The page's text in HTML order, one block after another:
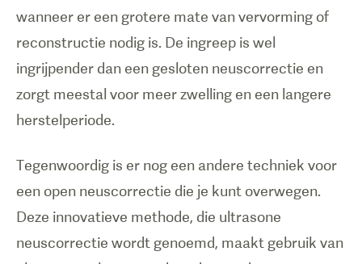
wanneer er een grotere mate van vervorming of
reconstructie nodig is. De ingreep is wel
ingrijpender dan een gesloten neuscorrectie en
zorgt meestal voor meer zwelling en een langere
herstelperiode.
Tegenwoordig is er nog een andere techniek voor
een open neuscorrectie die je kunt overwegen.
Deze innovatieve methode, die ultrasone
neuscorrectie wordt genoemd, maakt gebruik van